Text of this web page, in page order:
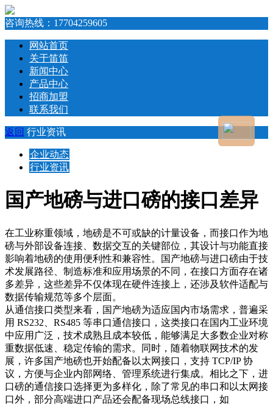
咨询热线： 17704259605
网站首页
关于笛笛
新闻中心
产品中心
招商加盟
联系我们
返回 行业资讯
企业动态
行业资讯
国产地磅与进口磅的接口差异
在工业称重领域，地磅是不可或缺的计量设备，而接口作为地
磅与外部设备连接、数据交互的关键部位，其设计与功能直接
影响着地磅的使用便利性和兼容性。国产地磅与进口磅由于技
术发展路径、制造标准和应用场景的不同，在接口方面存在诸
多差异，这些差异不仅体现在硬件连接上，还涉及软件适配与
数据传输规范等多个层面。​
从通信接口类型来看，国产地磅为适应国内市场需求，普遍采
用 RS232、RS485 等串口通信接口，这类接口在国内工业环境
中应用广泛，技术成熟且成本较低，能够满足大多数企业对称
重数据低速、稳定传输的需求。同时，随着物联网技术的发
展，许多国产地磅也开始配备以太网接口，支持 TCP/IP 协
议，方便与企业内部网络、管理系统进行集成。相比之下，进
口磅的通信接口选择更为多样化，除了常见的串口和以太网接
口外，部分高端进口产品还会配备现场总线接口，如